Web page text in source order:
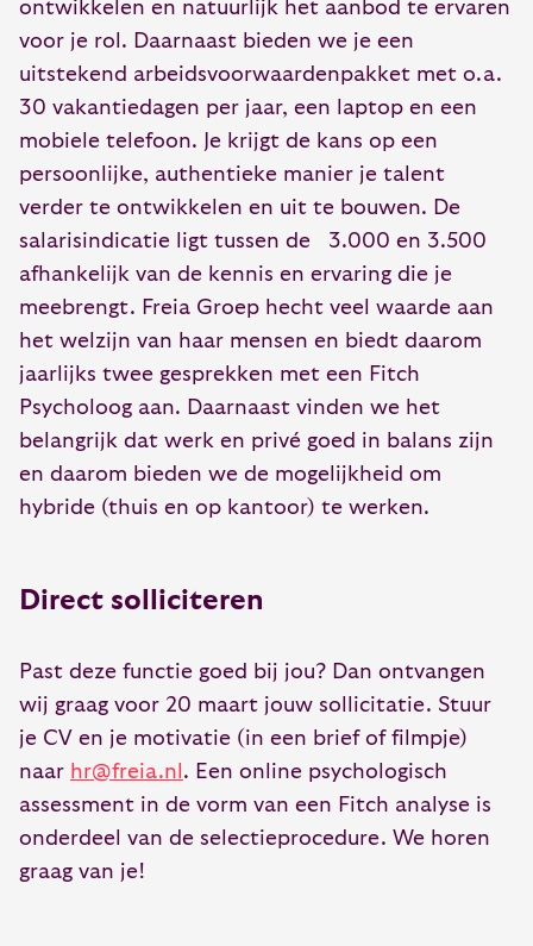
ontwikkelen en natuurlijk het aanbod te ervaren
voor je rol. Daarnaast bieden we je een
uitstekend arbeidsvoorwaardenpakket met o.a.
30 vakantiedagen per jaar, een laptop en een
mobiele telefoon. Je krijgt de kans op een
persoonlijke, authentieke manier je talent
verder te ontwikkelen en uit te bouwen. De
salarisindicatie ligt tussen de 3.000 en 3.500
afhankelijk van de kennis en ervaring die je
meebrengt. Freia Groep hecht veel waarde aan
het welzijn van haar mensen en biedt daarom
jaarlijks twee gesprekken met een Fitch
Psycholoog aan. Daarnaast vinden we het
belangrijk dat werk en privé goed in balans zijn
en daarom bieden we de mogelijkheid om
hybride (thuis en op kantoor) te werken.
Direct solliciteren
Past deze functie goed bij jou? Dan ontvangen
wij graag voor 20 maart jouw sollicitatie. Stuur
je CV en je motivatie (in een brief of filmpje)
naar hr@freia.nl . Een online psychologisch
assessment in de vorm van een Fitch analyse is
onderdeel van de selectieprocedure. We horen
graag van je!